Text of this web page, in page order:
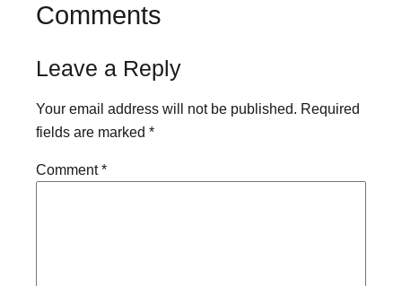
Comments
Leave a Reply
Your email address will not be published. Required
fields are marked *
Comment*